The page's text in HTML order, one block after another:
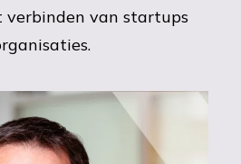
verbinden van startups